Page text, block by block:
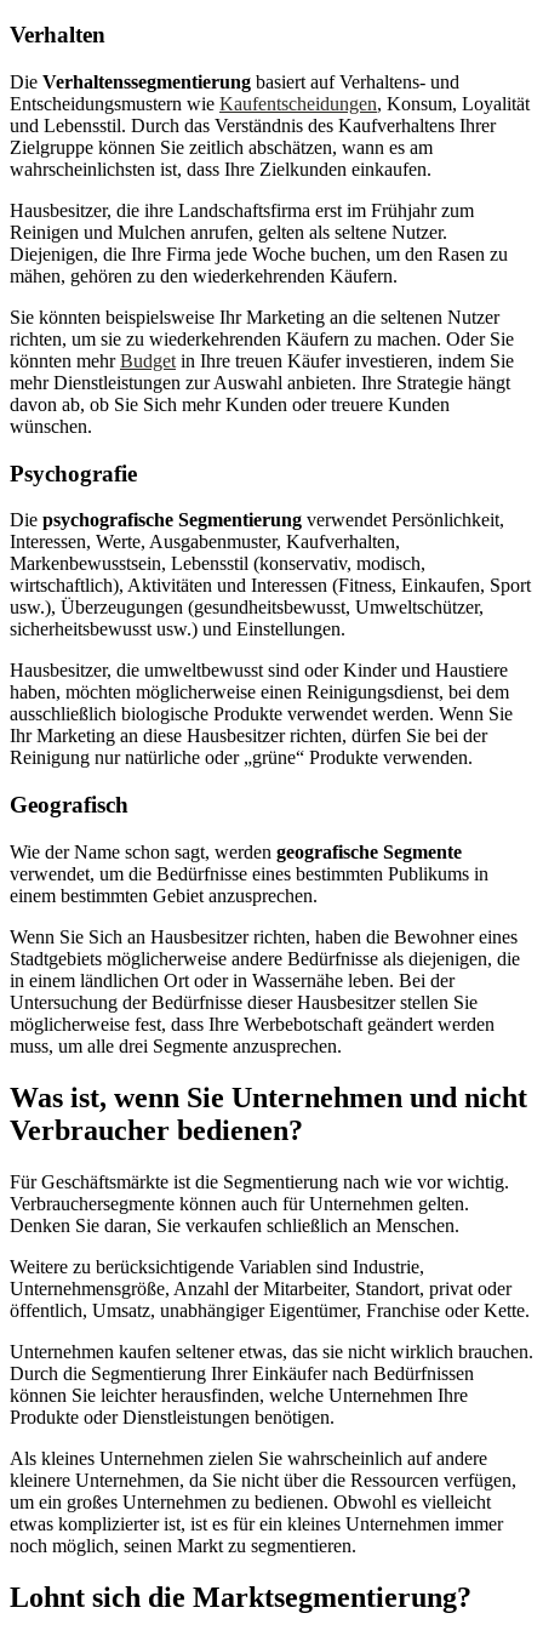
Verhalten
Die Verhaltenssegmentierung basiert auf Verhaltens- und
Entscheidungsmustern wie Kaufentscheidungen, Konsum, Loyalität
und Lebensstil. Durch das Verständnis des Kaufverhaltens Ihrer
Zielgruppe können Sie zeitlich abschätzen, wann es am
wahrscheinlichsten ist, dass Ihre Zielkunden einkaufen.
Hausbesitzer, die ihre Landschaftsfirma erst im Frühjahr zum
Reinigen und Mulchen anrufen, gelten als seltene Nutzer.
Diejenigen, die Ihre Firma jede Woche buchen, um den Rasen zu
mähen, gehören zu den wiederkehrenden Käufern.
Sie könnten beispielsweise Ihr Marketing an die seltenen Nutzer
richten, um sie zu wiederkehrenden Käufern zu machen. Oder Sie
könnten mehrBudget in Ihre treuen Käufer investieren, indem Sie
mehr Dienstleistungen zur Auswahl anbieten. Ihre Strategie hängt
davon ab, ob Sie Sich mehr Kunden oder treuere Kunden
wünschen.
Psychografie
Die psychografische Segmentierung verwendet Persönlichkeit,
Interessen, Werte, Ausgabenmuster, Kaufverhalten,
Markenbewusstsein, Lebensstil (konservativ, modisch,
wirtschaftlich), Aktivitäten und Interessen (Fitness, Einkaufen, Sport
usw.), Überzeugungen (gesundheitsbewusst, Umweltschützer,
sicherheitsbewusst usw.) und Einstellungen.
Hausbesitzer, die umweltbewusst sind oder Kinder und Haustiere
haben, möchten möglicherweise einen Reinigungsdienst, bei dem
ausschließlich biologische Produkte verwendet werden. Wenn Sie
Ihr Marketing an diese Hausbesitzer richten, dürfen Sie bei der
Reinigung nur natürliche oder „grüne“ Produkte verwenden.
Geografisch
Wie der Name schon sagt, werden geografische Segmente
verwendet, um die Bedürfnisse eines bestimmten Publikums in
einem bestimmten Gebiet anzusprechen.
Wenn Sie Sich an Hausbesitzer richten, haben die Bewohner eines
Stadtgebiets möglicherweise andere Bedürfnisse als diejenigen, die
in einem ländlichen Ort oder in Wassernähe leben. Bei der
Untersuchung der Bedürfnisse dieser Hausbesitzer stellen Sie
möglicherweise fest, dass Ihre Werbebotschaft geändert werden
muss, um alle drei Segmente anzusprechen.
Was ist, wenn Sie Unternehmen und nicht
Verbraucher bedienen?
Für Geschäftsmärkte ist die Segmentierung nach wie vor wichtig.
Verbrauchersegmente können auch für Unternehmen gelten.
Denken Sie daran, Sie verkaufen schließlich an Menschen.
Weitere zu berücksichtigende Variablen sind Industrie,
Unternehmensgröße, Anzahl der Mitarbeiter, Standort, privat oder
öffentlich, Umsatz, unabhängiger Eigentümer, Franchise oder Kette.
Unternehmen kaufen seltener etwas, das sie nicht wirklich brauchen.
Durch die Segmentierung Ihrer Einkäufer nach Bedürfnissen
können Sie leichter herausfinden, welche Unternehmen Ihre
Produkte oder Dienstleistungen benötigen.
Als kleines Unternehmen zielen Sie wahrscheinlich auf andere
kleinere Unternehmen, da Sie nicht über die Ressourcen verfügen,
um ein großes Unternehmen zu bedienen. Obwohl es vielleicht
etwas komplizierter ist, ist es für ein kleines Unternehmen immer
noch möglich, seinen Markt zu segmentieren.
Lohnt sich die Marktsegmentierung?